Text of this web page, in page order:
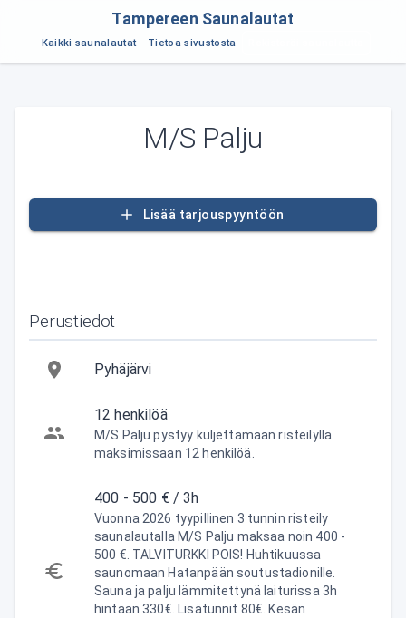
Tampereen Saunalautat
Kaikki saunalautat Tietoa sivustosta
M/S Palju
Lisää tarjouspyyntöön
Perustiedot
Pyhäjärvi
12 henkilöä
M/S Palju pystyy kuljettamaan risteilyllä
maksimissaan 12 henkilöä.
400 - 500 € / 3h
Vuonna 2026 tyypillinen 3 tunnin risteily
saunalautalla M/S Palju maksaa noin 400 -
500 €. TALVITURKKI POIS! Huhtikuussa
saunomaan Hatanpään soutustadionille.
Sauna ja palju lämmitettynä laiturissa 3h
hintaan 330€. Lisätunnit 80€. Kesän